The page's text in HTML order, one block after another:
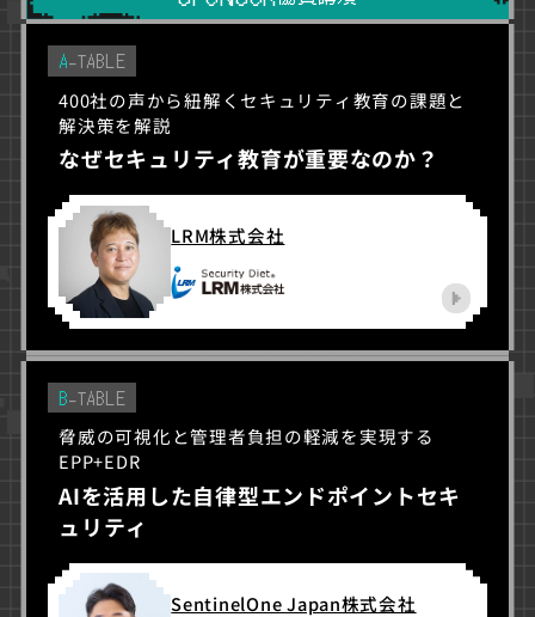
A-TABLE
400社の声から紐解くセキュリティ教育の課題と
解決策を解説
なぜセキュリティ教育が重要なのか？
LRM株式会社
B-TABLE
脅威の可視化と管理者負担の軽減を実現する
EPP+EDR
AIを活用した自律型エンドポイントセキ
ュリティ
SentinelOne Japan株式会社